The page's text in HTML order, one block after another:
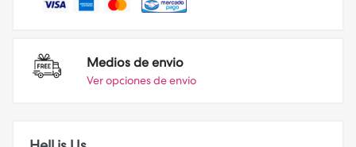
Medios de envio
Ver opciones de envio